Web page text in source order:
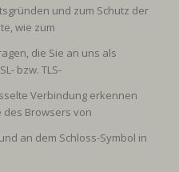
und zum Schutz der
wie zum
die Sie an uns als
bzw. TLS-
Verbindung erkennen
des Browsers von
an dem Schloss-Symbol in